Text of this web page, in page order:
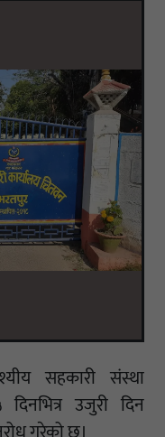
सहकारी संस्था
दिनभित्र उजुरी दिन